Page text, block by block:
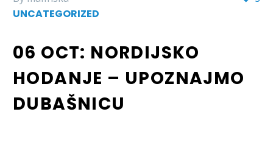
UNCATEGORIZED
06 OCT: NORDIJSKO
HODANJE – UPOZNAJMO
DUBAŠNICU